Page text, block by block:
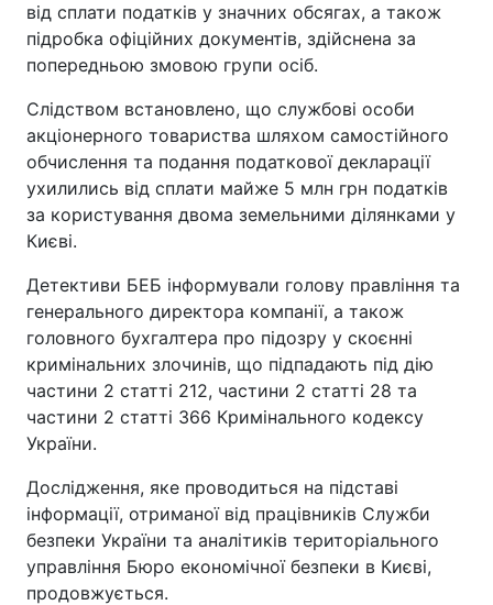
від сплати податків у значних обсягах, а також
підробка офіційних документів, здійснена за
попередньою змовою групи осіб.
Слідством встановлено, що службові особи
акціонерного товариства шляхом самостійного
обчислення та подання податкової декларації
ухилились від сплати майже 5 млн грн податків
за користування двома земельними ділянками у
Києві.
Детективи БЕБ інформували голову правління та
генерального директора компанії, а також
головного бухгалтера про підозру у скоєнні
кримінальних злочинів, що підпадають під дію
частини 2 статті 212, частини 2 статті 28 та
частини 2 статті 366 Кримінального кодексу
України.
Дослідження, яке проводиться на підставі
інформації, отриманої від працівників Служби
безпеки України та аналітиків територіального
управління Бюро економічної безпеки в Києві,
продовжується.